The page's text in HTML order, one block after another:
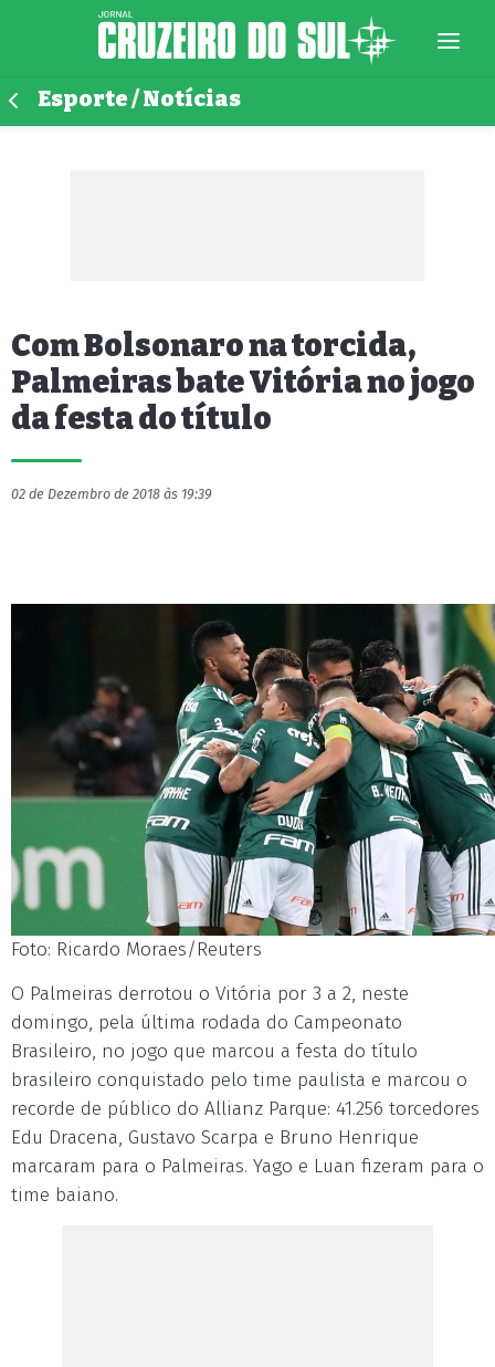
Esporte / Notícias
Com Bolsonaro na torcida,
Palmeiras bate Vitória no jogo
da festa do título
02 de Dezembro de 2018 às 19:39
Foto: Ricardo Moraes/Reuters
O Palmeiras derrotou o Vitória por 3 a 2, neste
domingo, pela última rodada do Campeonato
Brasileiro, no jogo que marcou a festa do título
brasileiro conquistado pelo time paulista e marcou o
recorde de público do Allianz Parque: 41.256 torcedores
Edu Dracena, Gustavo Scarpa e Bruno Henrique
marcaram para o Palmeiras. Yago e Luan fizeram para o
time baiano.